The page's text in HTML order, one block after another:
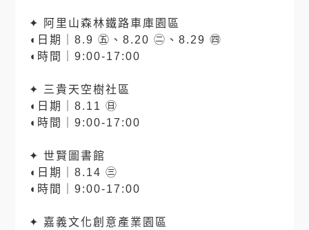
✦ 阿里山森林鐵路車庫園區
◖日期｜8.9 ㊄、8.20 ㊁、8.29 ㊃
◖時間｜9:00-17:00
✦ 三貴天空樹社區
◖日期｜8.11 ㊐
◖時間｜9:00-17:00
✦ 世賢圖書館
◖日期｜8.14 ㊂
◖時間｜9:00-17:00
✦ 嘉義文化創意產業園區